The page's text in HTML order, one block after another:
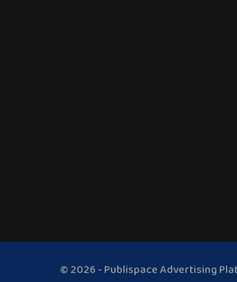
© 2026 - Publispace Advertising